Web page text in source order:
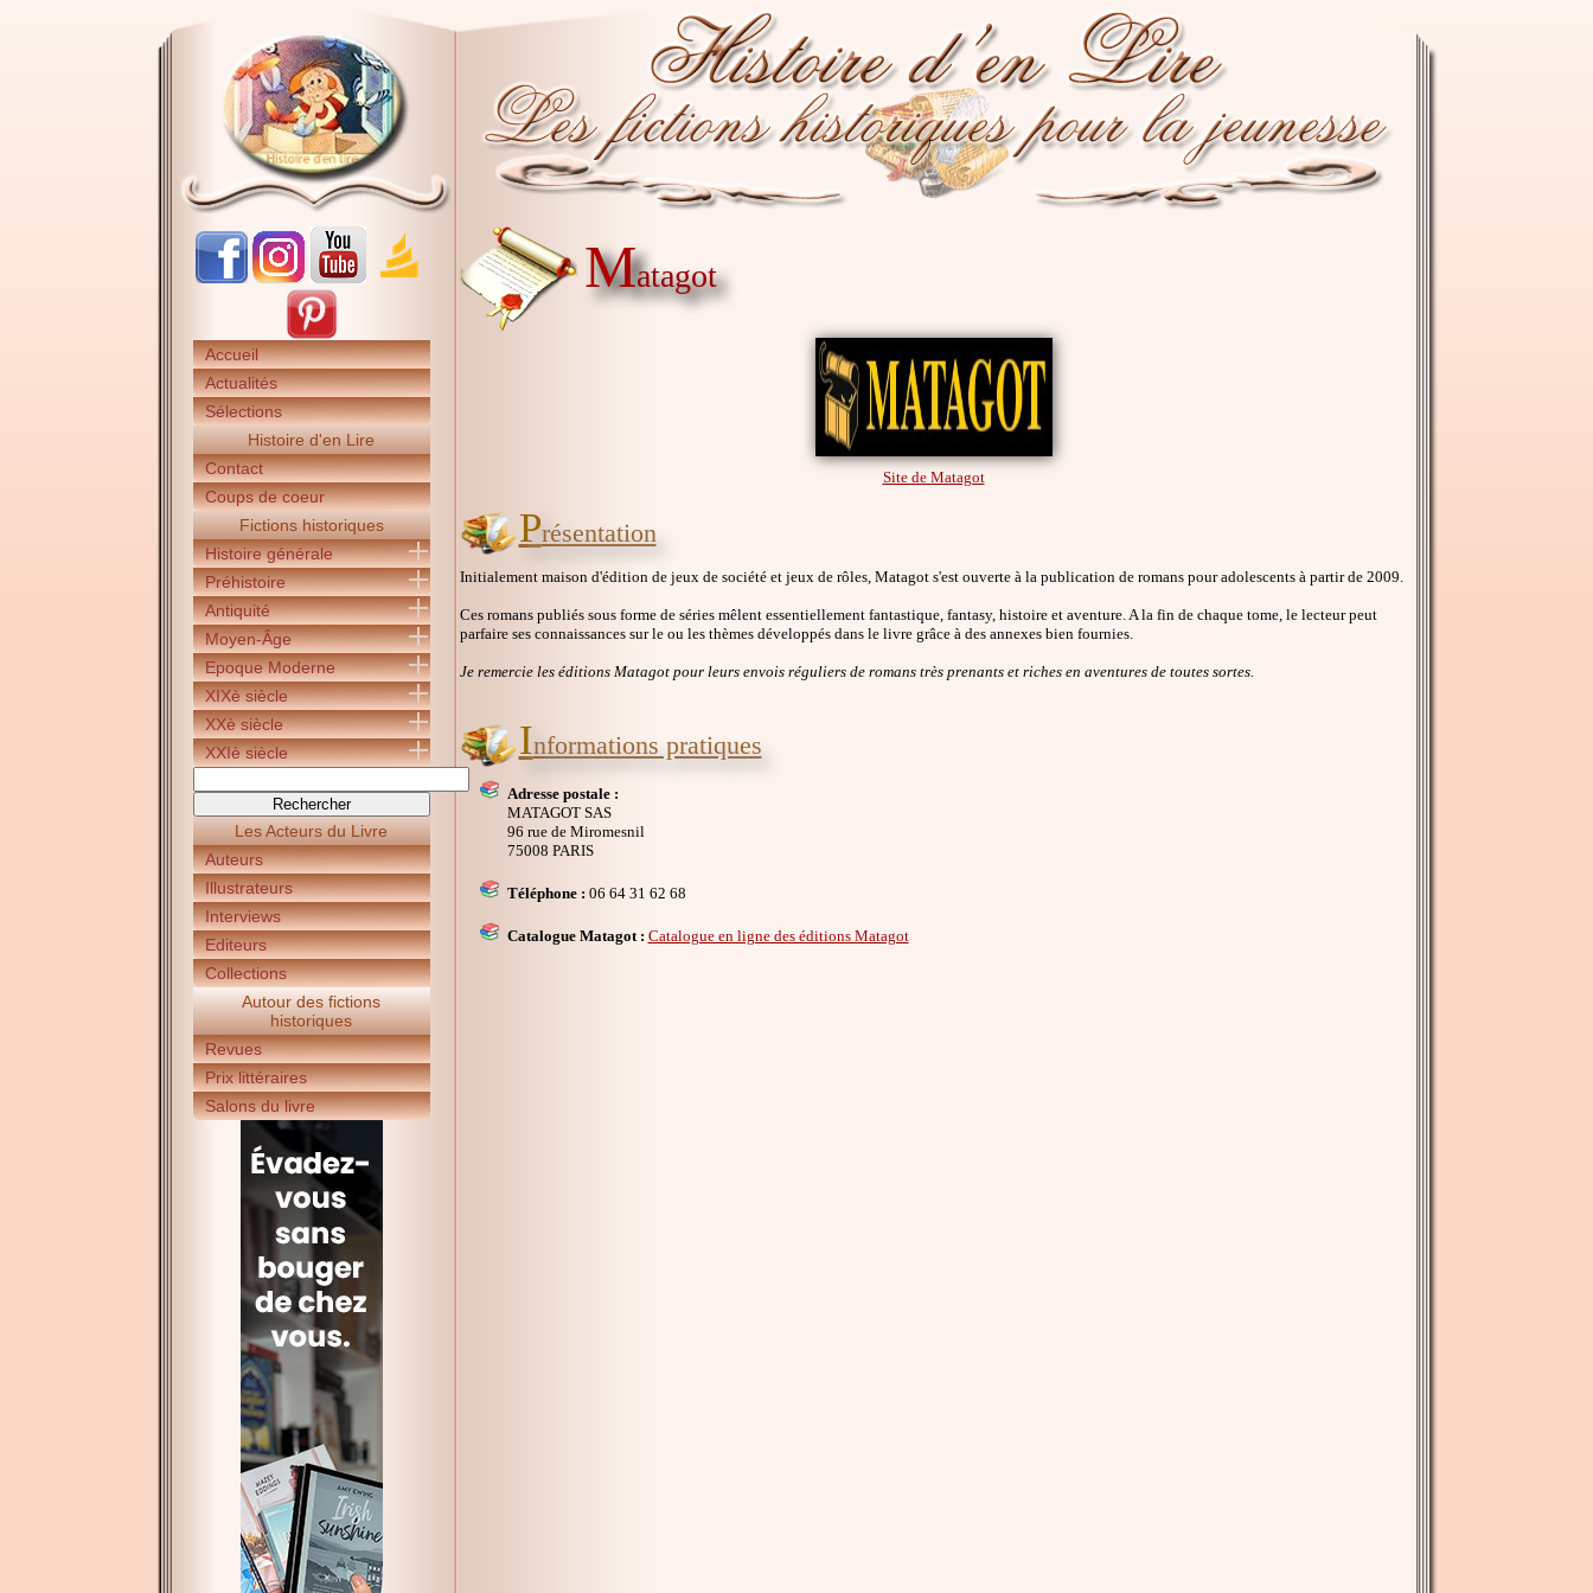
Accueil
Actualités
Sélections
Histoire d'en Lire
Contact
Coups de coeur
Fictions historiques
Histoire générale
Préhistoire
Antiquité
Moyen-Âge
Epoque Moderne
XIXè siècle
XXè siècle
XXIè siècle
Les Acteurs du Livre
Auteurs
Illustrateurs
Interviews
Editeurs
Collections
Autour des fictions
historiques
Revues
Prix littéraires
Salons du livre
Matagot
Site de Matagot
Présentation
Initialement maison d'édition de jeux de société et jeux de rôles, Matagot s'est ouverte à la publication de romans pour adolescents à partir de 2009.
Ces romans publiés sous forme de séries mêlent essentiellement fantastique, fantasy, histoire et aventure. A la fin de chaque tome, le lecteur peut
parfaire ses connaissances sur le ou les thèmes développés dans le livre grâce à des annexes bien fournies.
Je remercie les éditions Matagot pour leurs envois réguliers de romans très prenants et riches en aventures de toutes sortes.
Informations pratiques
Adresse postale :
MATAGOT SAS
96 rue de Miromesnil
75008 PARIS
Téléphone : 06 64 31 62 68
Catalogue Matagot : Catalogue en ligne des éditions Matagot